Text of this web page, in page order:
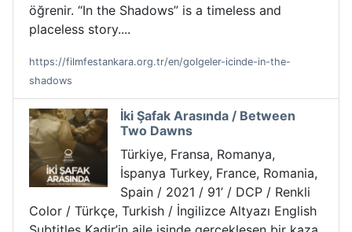
öğrenir. “In the Shadows” is a timeless and
placeless story....
https://filmfestankara.org.tr/en/golgeler-icinde-in-the-
shadows
İki Şafak Arasında / Between
Two Dawns
Türkiye, Fransa, Romanya,
İspanya Turkey, France, Romania,
Spain / 2021 / 91’ / DCP / Renkli
Color / Türkçe, Turkish / İngilizce Altyazı English